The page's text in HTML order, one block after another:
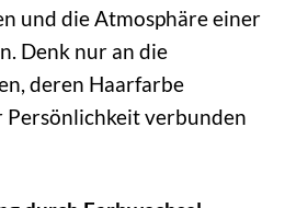
und die Atmosphäre einer
Denk nur an die
deren Haarfarbe
verbunden